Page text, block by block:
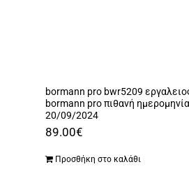
bormann pro bwr5209
bormann pro πιθανή
20/09/2024
89.00€
Προσθήκη στο καλάθι